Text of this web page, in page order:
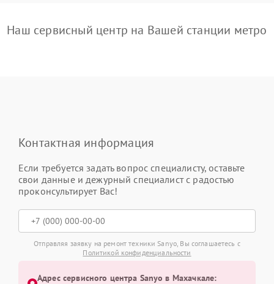
Наш сервисный центр на Вашей станции метро
Контактная информация
Если требуется задать вопрос специалисту, оставьте
свои данные и дежурный специалист с радостью
проконсультирует Вас!
Отправляя заявку на ремонт техники Sanyo, Вы соглашаетесь с
Политикой конфиденциальности
Адрес сервисного центра Sanyo в Махачкале: